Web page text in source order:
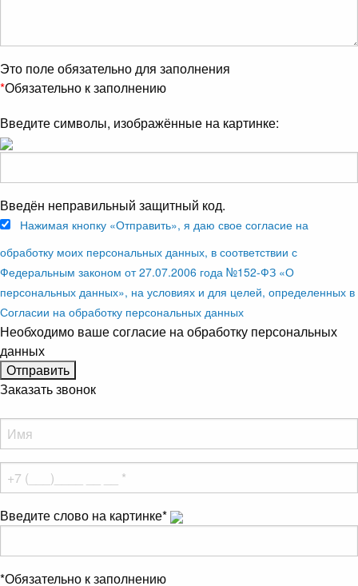
Это поле обязательно для заполнения
*Обязательно к заполнению
Введите символы, изображённые на картинке:
Введён неправильный защитный код.
Нажимая кнопку «Отправить», я даю свое согласие на
обработку моих персональных данных, в соответствии с
Федеральным законом от 27.07.2006 года №152-ФЗ «О
персональных данных», на условиях и для целей, определенных в
Согласии на обработку персональных данных
Необходимо ваше согласие на обработку персональных
данных
Заказать звонок
Введите слово на картинке*
*Обязательно к заполнению